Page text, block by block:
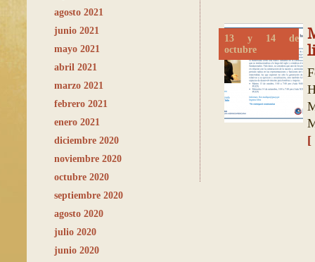
agosto 2021
junio 2021
mayo 2021
abril 2021
marzo 2021
febrero 2021
enero 2021
diciembre 2020
noviembre 2020
octubre 2020
septiembre 2020
agosto 2020
julio 2020
junio 2020
13 y 14 de
octubre
[